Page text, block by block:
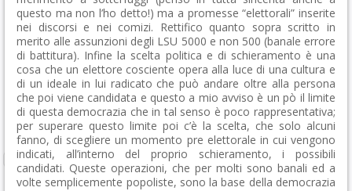
questo ma non l’ho detto!) ma a promesse “elettorali” inserite
nei discorsi e nei comizi. Rettifico quanto sopra scritto in
merito alle assunzioni degli LSU 5000 e non 500 (banale errore
di battitura). Infine la scelta politica e di schieramento è una
cosa che un elettore cosciente opera alla luce di una cultura e
di un ideale in lui radicato che può andare oltre alla persona
che poi viene candidata e questo a mio avviso è un pò il limite
di questa democrazia che in tal senso è poco rappresentativa;
per superare questo limite poi c’è la scelta, che solo alcuni
fanno, di scegliere un momento pre elettorale in cui vengono
indicati, all’interno del proprio schieramento, i possibili
candidati. Queste operazioni, che per molti sono banali ed a
volte semplicemente popoliste, sono la base della democrazia